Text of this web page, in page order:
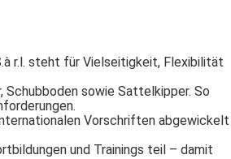
r.l. steht für Vielseitigkeit, Flexibilität
sowie Sattelkipper. So
Vorschriften abgewickelt
und Trainings teil – damit